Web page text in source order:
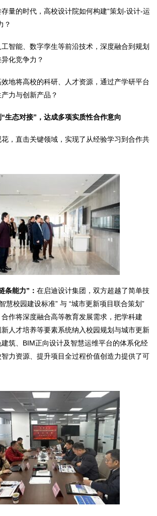
量的时代，高校设计院如何构建“策划-设计-运
？
智能、数字孪生等前沿技术，深度融合到规划
化竞争力？
地将高校的科研、人才资源，通过产学研平台
力与创新产品？
生态对接”，达成多项实质性合作意向
，直击关键领域，实现了从经验学习到合作共
条能力”：在启迪设计集团，双方超越了简单技
慧校园建设标准” 与 “城市更新项目联合策划”
作将深度融合高等教育发展需求，把学科建
人才培养等要素系统纳入校园规划与城市更新
筑、BIM正向设计及智慧运维平台的体系化经
力资源、提升项目全过程价值创造力提供了可